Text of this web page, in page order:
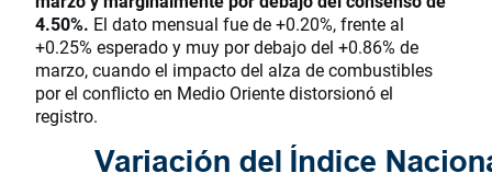
4.50%. El dato mensual fue de +0.20%, frente al
+0.25% esperado y muy por debajo del +0.86% de
marzo, cuando el impacto del alza de combustibles
por el conflicto en Medio Oriente distorsionó el
registro.